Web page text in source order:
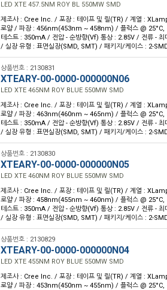
LED XTE 457.5NM ROY BL 550MW SMD
제조사 : Cree Inc. / 포장 : 테이프 및 릴(TR) / 계열 :
로얄 / 파장 : 456nm(453nm ~ 458nm) / 플럭스 @ 25°C,
테스트 : 350mA / 전압 - 순방향(Vf) 통상 : 2.85V / 전류 -
/ 실장 유형 : 표면실장(SMD, SMT) / 패키지/케이스 : 2-
상품번호 : 2130831
XTEARY-00-0000-000000N06
LED XTE 465NM ROY BLUE 550MW SMD
제조사 : Cree Inc. / 포장 : 테이프 및 릴(TR) / 계열 :
로얄 / 파장 : 463nm(460nm ~ 465nm) / 플럭스 @ 25°C,
테스트 : 350mA / 전압 - 순방향(Vf) 통상 : 2.85V / 전류 -
/ 실장 유형 : 표면실장(SMD, SMT) / 패키지/케이스 : 2-
상품번호 : 2130830
XTEARY-00-0000-000000N05
LED XTE 460NM ROY BLUE 550MW SMD
제조사 : Cree Inc. / 포장 : 테이프 및 릴(TR) / 계열 :
로얄 / 파장 : 458nm(455nm ~ 460nm) / 플럭스 @ 25°C,
테스트 : 350mA / 전압 - 순방향(Vf) 통상 : 2.85V / 전류 -
/ 실장 유형 : 표면실장(SMD, SMT) / 패키지/케이스 : 2-
상품번호 : 2130829
XTEARY-00-0000-000000N04
LED XTE 455NM ROY BLUE 550MW SMD
제조사 : Cree Inc. / 포장 : 테이프 및 릴(TR) / 계열 :
로얄 / 파장 : 453nm(450nm ~ 455nm) / 플럭스 @ 25°C,